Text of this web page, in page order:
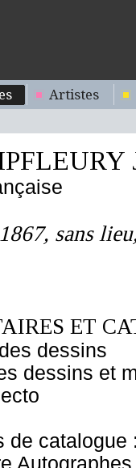
Artistes
sans
ET
dessins
dessins et
de catalogue